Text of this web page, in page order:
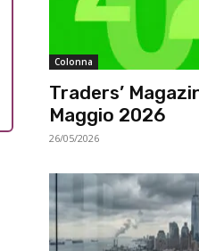
Colonna
Traders’
Maggio 2026
26/05/2026